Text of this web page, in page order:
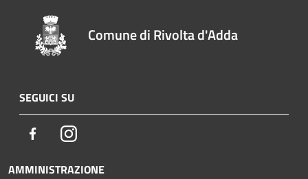
Comune di Rivolta d'Adda
SEGUICI SU
FacebookInstagram
AMMINISTRAZIONE